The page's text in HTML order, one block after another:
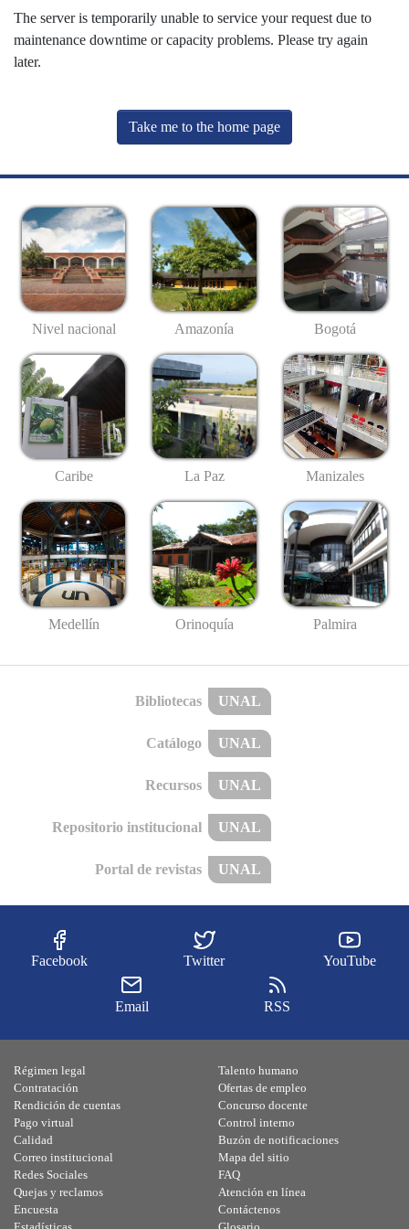
The server is temporarily unable to service your request due to
maintenance downtime or capacity problems. Please try again
later.
Take me to the home page
Nivel nacional Amazonía Bogotá
Caribe La Paz Manizales
Medellín Orinoquía Palmira
Bibliotecas UNAL
Catálogo UNAL
Recursos UNAL
Repositorio institucional UNAL
Portal de revistas UNAL
Facebook Twitter YouTube
Email RSS
Régimen legal
Contratación
Rendición de cuentas
Pago virtual
Calidad
Talento humano
Ofertas de empleo
Concurso docente
Control interno
Buzón de notificaciones
Correo institucional
Redes Sociales
Quejas y reclamos
Encuesta
Mapa del sitio
FAQ
Atención en línea
Contáctenos